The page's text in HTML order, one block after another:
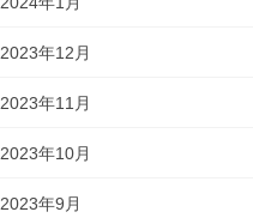
2023年12月
2023年11月
2023年10月
2023年9月